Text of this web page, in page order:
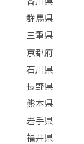
群馬県
三重県
京都府
石川県
長野県
熊本県
岩手県
福井県